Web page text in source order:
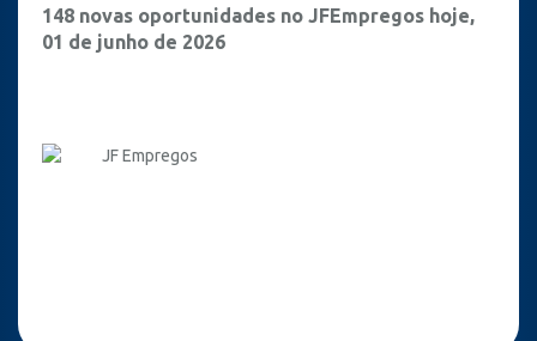
148 novas oportunidades no JFEmpregos hoje,
01 de junho de 2026
JF Empregos